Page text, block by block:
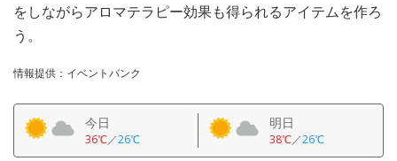
をしながらアロマテラピー効果も得られるアイテムを作ろ
う。
情報提供：イベントバンク
今日
36℃／26℃
明日
38℃／26℃